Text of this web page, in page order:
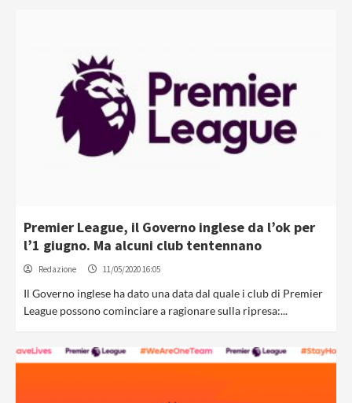
Premier League, il Governo inglese da l’ok per
l’1 giugno. Ma alcuni club tentennano
Redazione 11/05/2020 16:05
Il Governo inglese ha dato una data dal quale i club di Premier
League possono cominciare a ragionare sulla ripresa:...